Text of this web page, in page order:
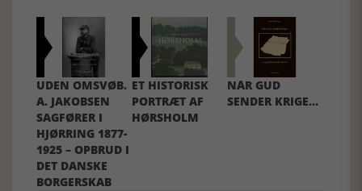
UDEN OMSVØB.
A. JAKOBSEN
SAGFØRER I
HJØRRING 1877-
1925 – OPBRUD I
DET DANSKE
BORGERSKAB
ET HISTORISK
PORTRÆT AF
HØRSHOLM
NÅR GUD
SENDER KRIGE…